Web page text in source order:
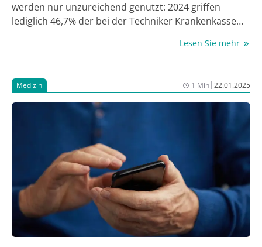
werden nur unzureichend genutzt: 2024 griffen
lediglich 46,7% der bei der Techniker Krankenkasse
die Entlastungsangebot von 125 Euro zurück. Dabei
241.000 Pflegebedürftigen in Rheinland-Pfalz (Stand
2021) zu Hause versorgt – häufig durch ihre
Angehörigen, die sich dadurch im Alltag großen
Herausforderungen stellen. Um diese Menschen zu
Entlastungsleistungen beispielsweise für
Haushaltshilfe, Begleitdienste zu Terminen oder
Betreuungsangebote verwendet werden.
Lesen Sie mehr
Medizin 1 Min|22.01.2025